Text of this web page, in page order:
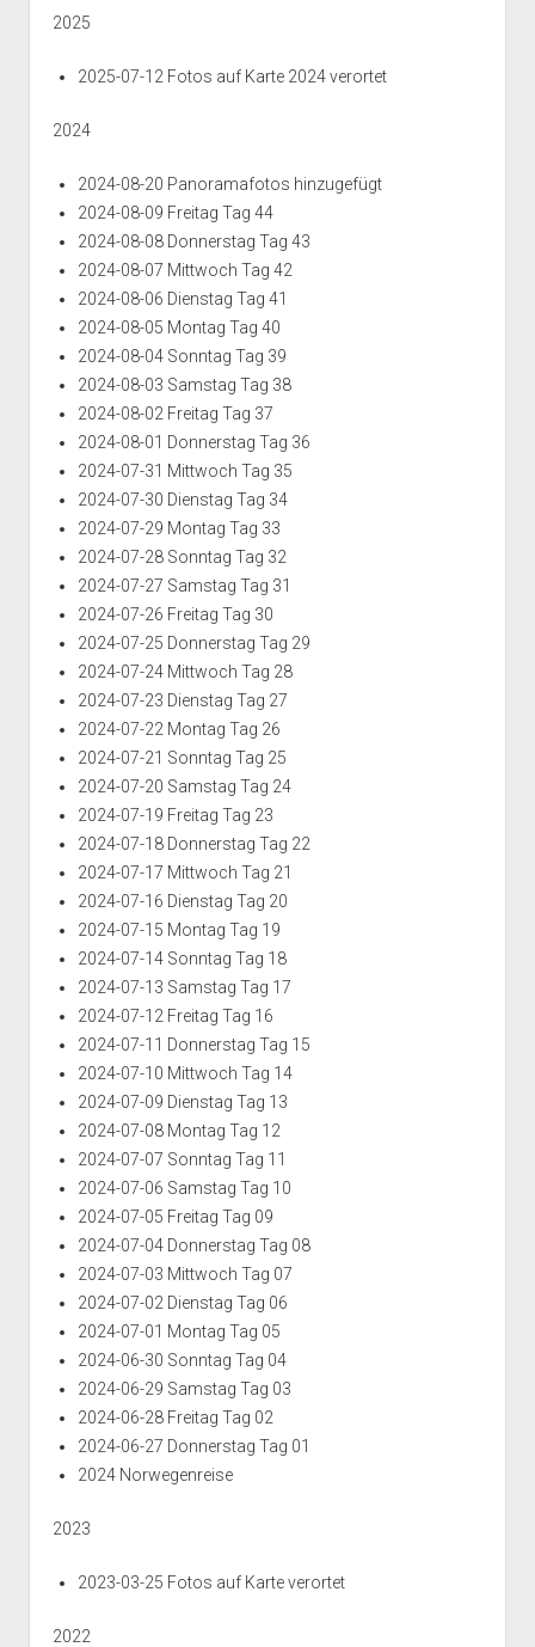
T
g
4
0 2
0
6
2
0
8
3
4
2
2025
2025-07-12 Fotos auf Karte 2024 verortet
2024
2024-08-20 Panoramafotos hinzugefügt
2024-08-09 Freitag Tag 44
2024-08-08 Donnerstag Tag 43
2024-08-07 Mittwoch Tag 42
2024-08-06 Dienstag Tag 41
2024-08-05 Montag Tag 40
2024-08-04 Sonntag Tag 39
2024-08-03 Samstag Tag 38
2024-08-02 Freitag Tag 37
2024-08-01 Donnerstag Tag 36
2024-07-31 Mittwoch Tag 35
2024-07-30 Dienstag Tag 34
2024-07-29 Montag Tag 33
2024-07-28 Sonntag Tag 32
2024-07-27 Samstag Tag 31
2024-07-26 Freitag Tag 30
2024-07-25 Donnerstag Tag 29
2024-07-24 Mittwoch Tag 28
2024-07-23 Dienstag Tag 27
2024-07-22 Montag Tag 26
2024-07-21 Sonntag Tag 25
2024-07-20 Samstag Tag 24
2024-07-19 Freitag Tag 23
2024-07-18 Donnerstag Tag 22
2024-07-17 Mittwoch Tag 21
2024-07-16 Dienstag Tag 20
2024-07-15 Montag Tag 19
2024-07-14 Sonntag Tag 18
2024-07-13 Samstag Tag 17
2024-07-12 Freitag Tag 16
2024-07-11 Donnerstag Tag 15
2024-07-10 Mittwoch Tag 14
2024-07-09 Dienstag Tag 13
2024-07-08 Montag Tag 12
2024-07-07 Sonntag Tag 11
2024-07-06 Samstag Tag 10
2024-07-05 Freitag Tag 09
2024-07-04 Donnerstag Tag 08
2024-07-03 Mittwoch Tag 07
2024-07-02 Dienstag Tag 06
2024-07-01 Montag Tag 05
2024-06-30 Sonntag Tag 04
2024-06-29 Samstag Tag 03
2024-06-28 Freitag Tag 02
2024-06-27 Donnerstag Tag 01
2024 Norwegenreise
2023
2023-03-25 Fotos auf Karte verortet
2022